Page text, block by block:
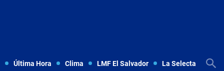
Última Hora Clima LMF El Salvador La Selecta